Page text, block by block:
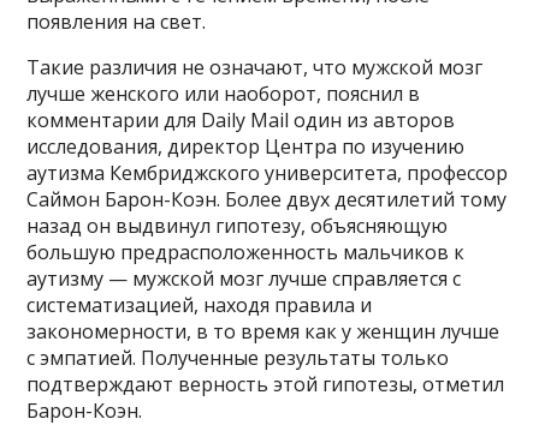
появления на свет.
Такие различия не означают, что мужской мозг
лучше женского или наоборот, пояснил в
комментарии для Daily Mail один из авторов
исследования, директор Центра по изучению
аутизма Кембриджского университета, профессор
Саймон Барон-Коэн. Более двух десятилетий тому
назад он выдвинул гипотезу, объясняющую
большую предрасположенность мальчиков к
аутизму — мужской мозг лучше справляется с
систематизацией, находя правила и
закономерности, в то время как у женщин лучше
с эмпатией. Полученные результаты только
подтверждают верность этой гипотезы, отметил
Барон-Коэн.